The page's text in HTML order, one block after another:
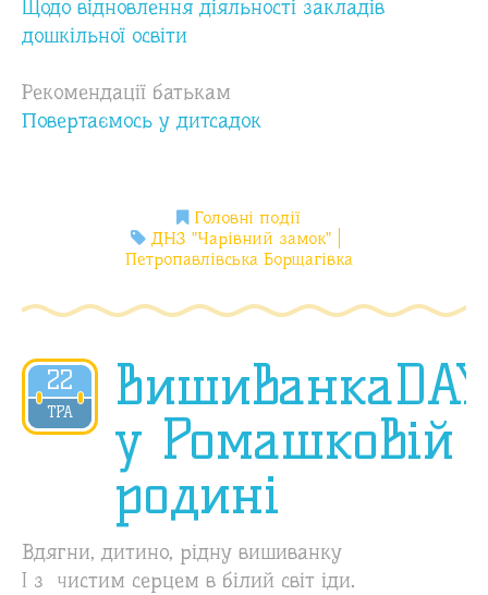
Щодо відновлення діяльності закладів
дошкільної освіти
Рекомендації батькам
Повертаємось у дитсадок
Головні події
ДНЗ "Чарівний замок"
Петропавлівська Борщагівка
22
ТРА
2020
ВишиванкаDAY
у Ромашковій
родині
Вдягни, дитино, рідну вишиванку
І з чистим серцем в білий світ іди.